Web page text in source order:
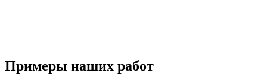
Примеры наших работ